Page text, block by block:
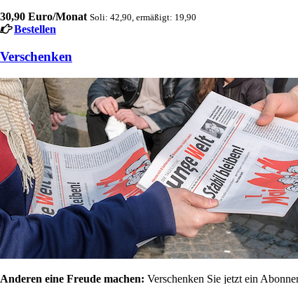
30,90 Euro/Monat Soli: 42,90, ermäßigt: 19,90
Bestellen
Verschenken
Anderen eine Freude machen: Verschenken Sie jetzt ein